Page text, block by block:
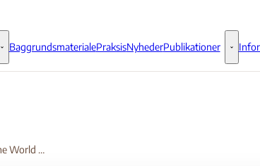
Om os - Flere links
BaggrundsmaterialePraksisNyhederPublikationer
Freedom in the World 2016 – Myanmar